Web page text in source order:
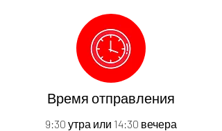
Время отправления
9:30 утра или 14:30 вечера